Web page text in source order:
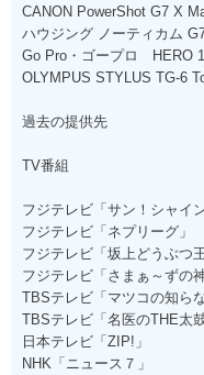
CANON PowerShot G7 X
ハウジング ノーティカム
Go Pro・ゴープロ HERO
OLYMPUS STYLUS TG-6
過去の提供先
TV番組
フジテレビ「サン！シャイン
フジテレビ「ネプリーグ」
フジテレビ「坂上どうぶつ王
フジテレビ「さまぁ～ずの
TBSテレビ「マツコの知ら
TBSテレビ「名医のTHE太
日本テレビ「ZIP!」
NHK「ニュース７」